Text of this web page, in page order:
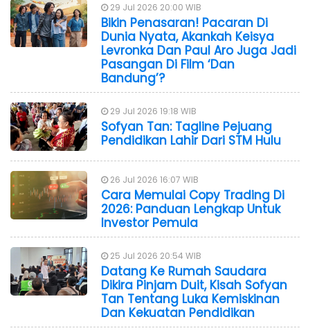
29 Jul 2026 20:00 WIB
Bikin Penasaran! Pacaran Di
Dunia Nyata, Akankah Keisya
Levronka Dan Paul Aro Juga Jadi
Pasangan Di Film ‘Dan
Bandung’?
29 Jul 2026 19:18 WIB
Sofyan Tan: Tagline Pejuang
Pendidikan Lahir Dari STM Hulu
26 Jul 2026 16:07 WIB
Cara Memulai Copy Trading Di
2026: Panduan Lengkap Untuk
Investor Pemula
25 Jul 2026 20:54 WIB
Datang Ke Rumah Saudara
Dikira Pinjam Duit, Kisah Sofyan
Tan Tentang Luka Kemiskinan
Dan Kekuatan Pendidikan